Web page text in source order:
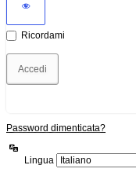
Ricordami
Password dimenticata?
Lingua